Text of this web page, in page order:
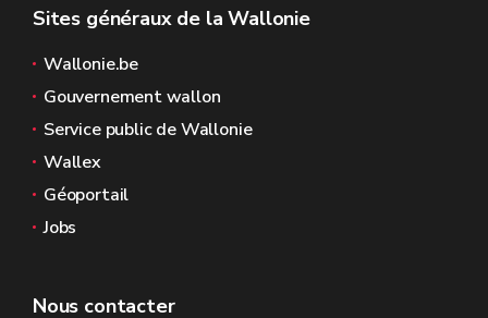
Sites généraux de la Wallonie
Wallonie.be
Gouvernement wallon
Service public de Wallonie
Wallex
Géoportail
Jobs
Nous contacter